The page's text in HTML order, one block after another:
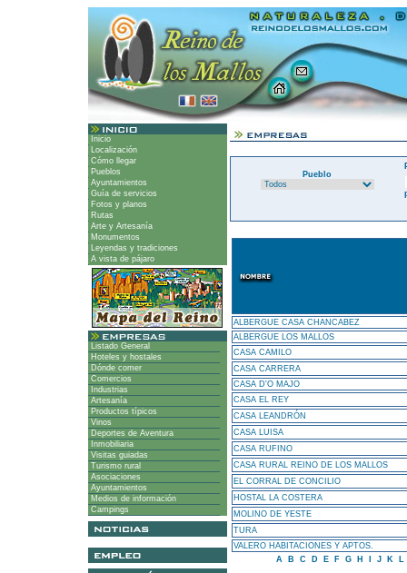
Inicio
Localización
Cómo llegar
Pueblos
Ayuntamientos
Guía de servicios
Fotos y planos
Rutas
Arte y Artesanía
Monumentos
Leyendas y tradiciones
A vista de pájaro
Listado General
Hoteles y hostales
Dónde comer
Comercios
Industrias
Artesanía
Productos típicos
Vinos
Deportes de Aventura
Inmobiliaria
Visitas guiadas
Turismo rural
Asociaciones
Ayuntamientos
Medios de información
Campings
Pueblo
ALBERGUE CASA CHANCABEZ
ALBERGUE LOS MALLOS
CASA CAMILO
CASA CARRERA
CASA D'O MAJO
CASA EL REY
CASA LEANDRÓN
CASA LUISA
CASA RUFINO
CASA RURAL REINO DE LOS MALLOS
EL CORRAL DE CONCILIO
HOSTAL LA COSTERA
MOLINO DE YESTE
TURA
VALERO HABITACIONES Y APTOS.
A
B C D E F G H J K L